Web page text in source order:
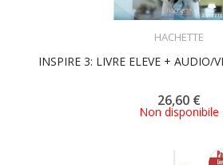
HACHETTE
INSPIRE 3: LIVRE ELEVE + AUDIO/
26,60 €
Non disponibile